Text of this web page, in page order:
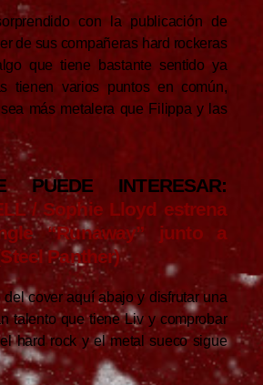
con la publicación de
de sus compañeras hard rockeras
que tiene bastante sentido ya
tienen varios puntos en común,
más metalera que Filippa y las
PUEDE INTERESAR:
/ Sophie Lloyd estrena
“Runaway” junto a
Panther)
del cover aquí abajo y disfrutar una
talento que tiene Liv y comprobar
hard rock y el metal sueco sigue